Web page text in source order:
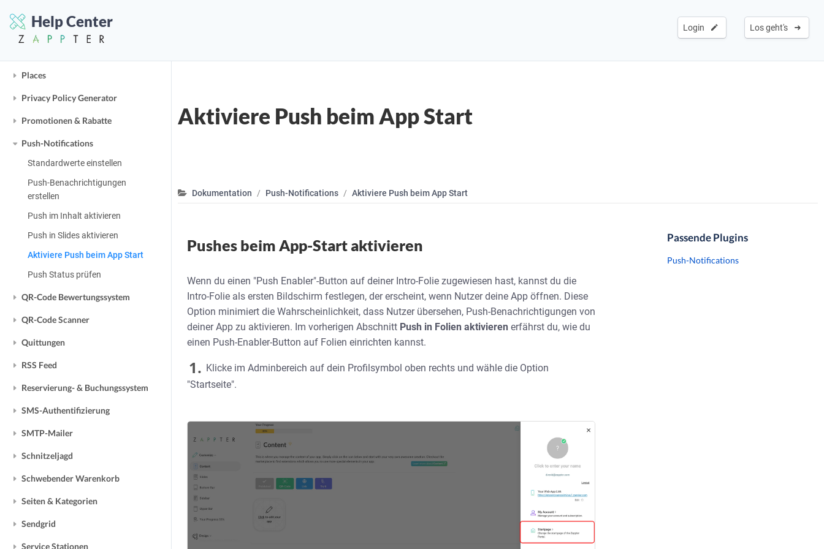
Help Center Los geht's
Login
Paymob
Places
Privacy Policy Generator
Promotionen & Rabatte
Push-Notifications
Standardwerte einstellen
Push-Benachrichtigungen
erstellen
Push im Inhalt aktivieren
Push in Slides aktivieren
Aktiviere Push beim App Start
Push Status prüfen
QR-Code Bewertungssystem
QR-Code Scanner
Quittungen
RSS Feed
Reservierung- & Buchungssystem
SMS-Authentifizierung
SMTP-Mailer
Schnitzeljagd
Schwebender Warenkorb
Seiten & Kategorien
Sendgrid
Service Stationen
Aktiviere Push beim App Start
Dokumentation Push-Notifications Aktiviere Push beim App Start
Pushes beim App-Start aktivieren
Wenn du einen "Push Enabler"-Button auf deiner Intro-Folie zugewiesen hast, kannst du die
Intro-Folie als ersten Bildschirm festlegen, der erscheint, wenn Nutzer deine App öffnen. Diese
Option minimiert die Wahrscheinlichkeit, dass Nutzer übersehen, Push-Benachrichtigungen von
deiner App zu aktivieren. Im vorherigen Abschnitt Push in Folien aktivieren erfährst du, wie du
einen Push-Enabler-Button auf Folien einrichten kannst.
1. Klicke im Adminbereich auf dein Profilsymbol oben rechts und wähle die Option
"Startseite".
Passende Plugins
Push-Notifications